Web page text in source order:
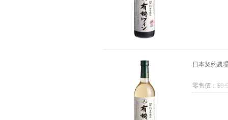
日本契約農
零售價： $